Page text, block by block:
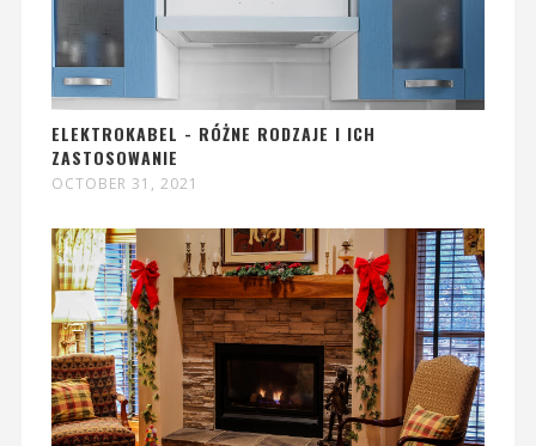
ELEKTROKABEL - RÓŻNE RODZAJE I ICH
ZASTOSOWANIE
OCTOBER 31, 2021